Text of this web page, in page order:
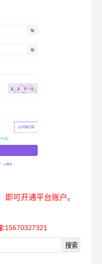
可开通平台账户。
:15670327321